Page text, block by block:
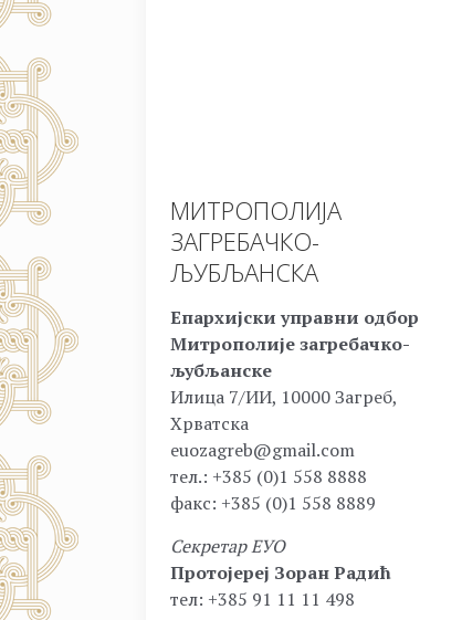
МИТРОПОЛИЈА
ЗАГРЕБАЧКО-
ЉУБЉАНСКА
Епархијски управни одбор
Митрополије загребачко-
љубљанске
Илица 7/ИИ, 10000 Загреб,
Хрватска
euozagreb@gmail.com
тел.: +385 (0)1 558 8888
факс: +385 (0)1 558 8889
Секретар ЕУО
Протојереј Зоран Радић
тел: +385 91 11 11 498